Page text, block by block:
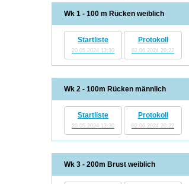
Wk 1 - 100 m Rücken weiblich
Startliste
20.05.2024 13:30
Protokoll
02.06.2024 20:22
Wk 2 - 100m Rücken männlich
Startliste
20.05.2024 13:30
Protokoll
02.06.2024 20:22
Wk 3 - 200m Brust weiblich